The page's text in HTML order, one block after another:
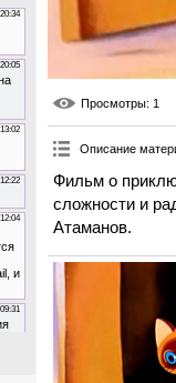
Просмотры: 1
Описание
Фильм о
сложности и
Атаманов.